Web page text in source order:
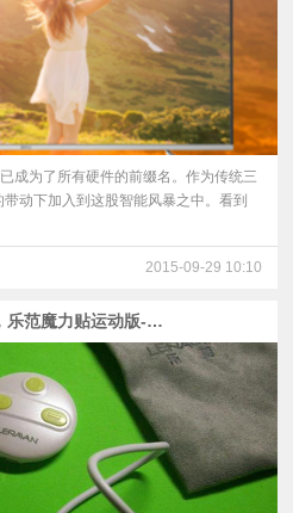
成为了所有硬件的前缀名。作为传统三
动下加入到这股智能风暴之中。看到
2015-09-29 10:10
【乐范魔力贴】累了贴一贴，乐范魔力贴运动版-你的随身按摩师（太阳狮出品）